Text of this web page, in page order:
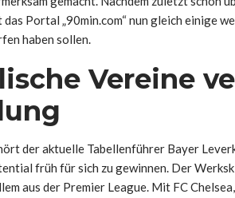
Portal „90min.com“ nun gleich einige
haben sollen.
Vereine
der aktuelle Tabellenführer Bayer
früh für sich zu gewinnen. Der
aus der Premier League. Mit FC